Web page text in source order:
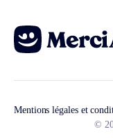
Mentions légales et
©